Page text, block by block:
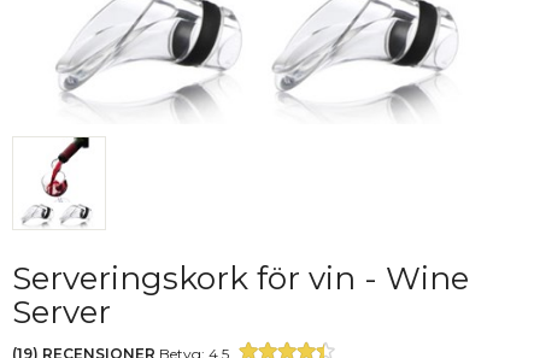
Serveringskork för vin - Wine
Server
(19) RECENSIONER Betyg: 4.5